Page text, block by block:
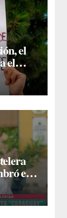
el
el
en
y